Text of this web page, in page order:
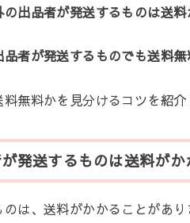
出品者が発送するものは送料
者が発送するものでも送料無
無料かを見分けるコツを紹介
発送するものは送料がか
は、送料がかかることがあり